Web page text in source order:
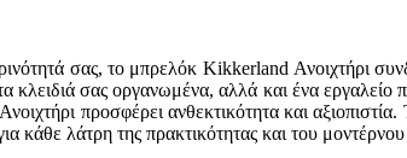
σας, το μπρελόκ Kikkerland Ανοιχτήρι
κλειδιά σας οργανωμένα, αλλά και ένα
προσφέρει ανθεκτικότητα και
κάθε λάτρη της πρακτικότητας και του